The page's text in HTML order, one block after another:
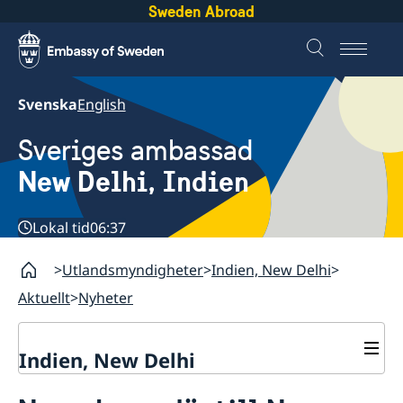
Sweden Abroad
SvenskaEnglish
Sveriges ambassad
New Delhi, Indien
Lokal tid06:37
Utlandsmyndigheter Indien, New Delhi
Aktuellt Nyheter
Indien, New Delhi